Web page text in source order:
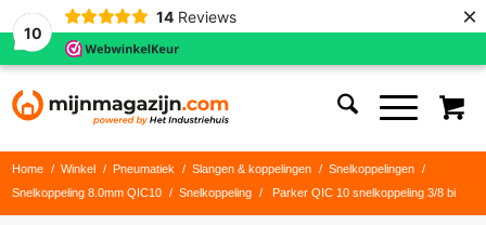
10
14 Reviews ×
Home / Winkel / Pneumatiek / Slangen & koppelingen / Snelkoppelingen
/
Snelkoppeling 8.0mm QIC10
/ Snelkoppeling / Parker QIC 10 snelkoppeling 3/8 bi